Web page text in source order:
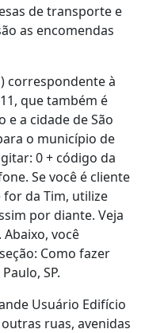
de transporte e
as encomendas
correspondente à
que também é
e a cidade de São
o município de
0 + código da
Se você é cliente
da Tim, utilize
por diante. Veja
Abaixo, você
Como fazer
SP.
Usuário Edifício
ruas, avenidas